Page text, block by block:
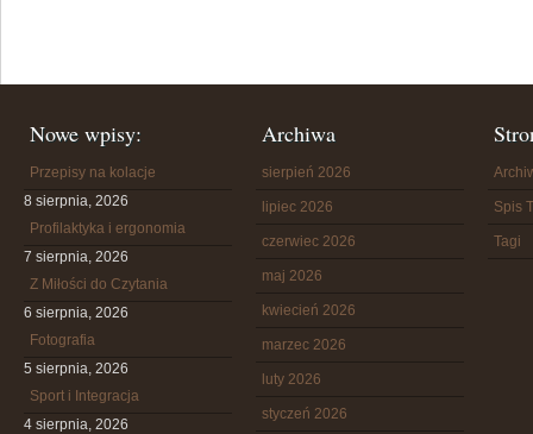
Nowe wpisy:
Przepisy na kolacje
8 sierpnia, 2026
Profilaktyka i ergonomia
7 sierpnia, 2026
Z Miłości do Czytania
6 sierpnia, 2026
Fotografia
5 sierpnia, 2026
Sport i Integracja
4 sierpnia, 2026
Archiwa
sierpień 2026
lipiec 2026
czerwiec 2026
maj 2026
kwiecień 2026
marzec 2026
luty 2026
styczeń 2026
Spis
Tagi